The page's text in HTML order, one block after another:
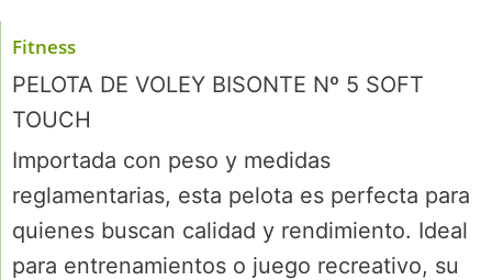
Fitness
PELOTA DE VOLEY BISONTE Nº 5 SOFT
TOUCH
Importada con peso y medidas
reglamentarias, esta pelota es perfecta para
quienes buscan calidad y rendimiento. Ideal
para entrenamientos o juego recreativo, su